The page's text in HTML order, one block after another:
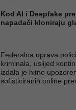
Kod AI i Deepfake
napadači kloniraju
Federalna uprava
kriminala, uslijed
izdala je hitno
sofisticiranih online